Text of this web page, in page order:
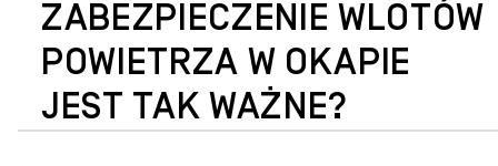
ZABEZPIECZENIE WLOTÓW
POWIETRZA W OKAPIE
JEST TAK WAŻNE?